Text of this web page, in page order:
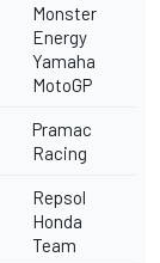
Monster
Energy
Yamaha
MotoGP
Pramac
Racing
Repsol
Honda
Team